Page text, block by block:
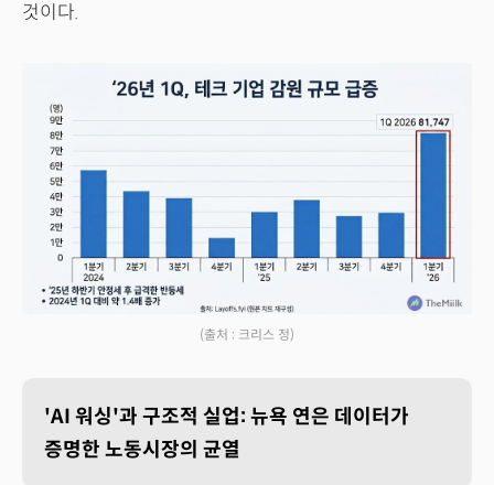
것이다.
(출처 : 크리스 정)
'AI 워싱'과 구조적 실업: 뉴욕 연은 데이터가
증명한 노동시장의 균열